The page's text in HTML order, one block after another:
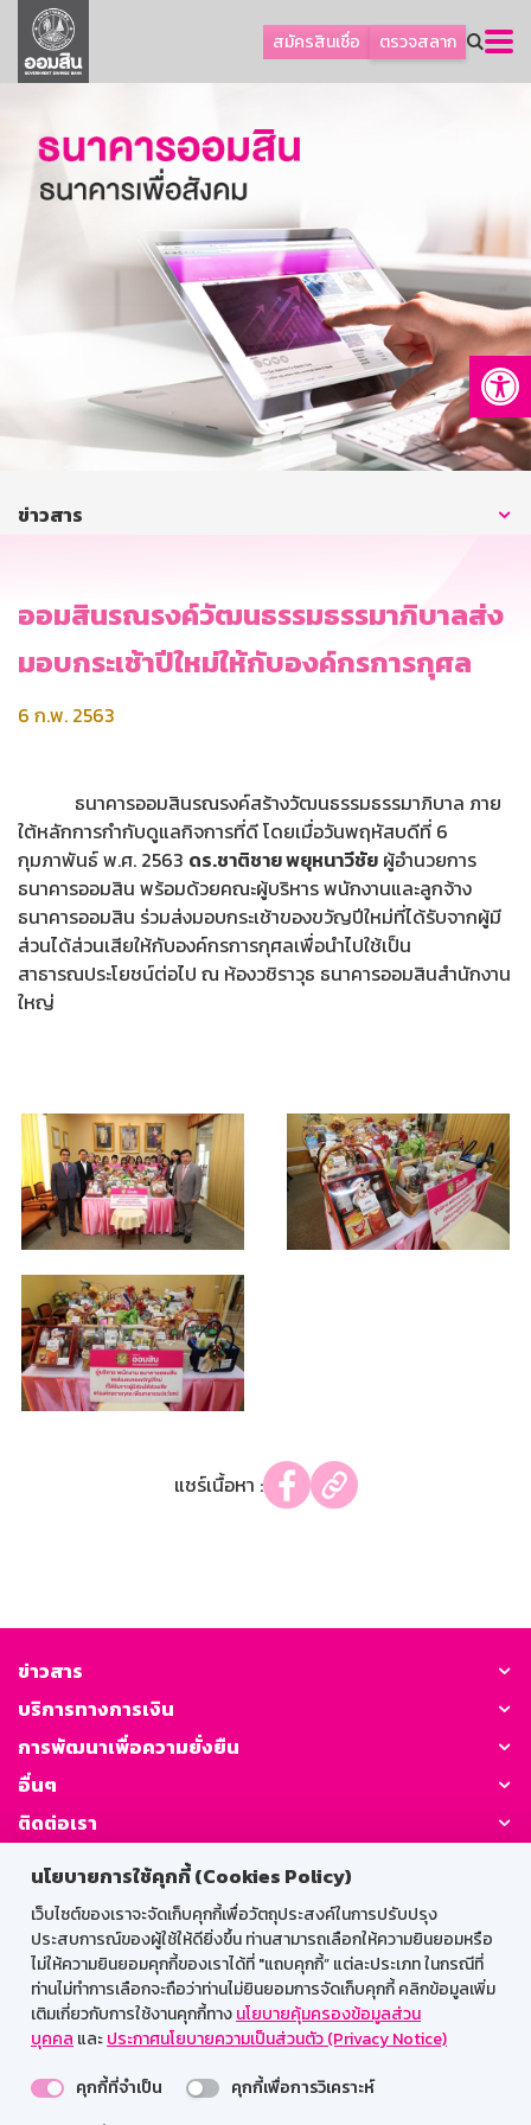
นโยบายการใช้คุกกี้ (Cookies Policy)
เว็บไซต์ของเราจะจัดเก็บคุกกี้เพื่อวัตถุประสงค์ในการปรับปรุง
ประสบการณ์ของผู้ใช้ให้ดียิ่งขึ้น ท่านสามารถเลือกให้ความยินยอมหรือ
ไม่ให้ความยินยอมคุกกี้ของเราได้ที่ "แถบคุกกี้” แต่ละประเภท ในกรณีที่
ท่านไม่ทำการเลือกจะถือว่าท่านไม่ยินยอมการจัดเก็บคุกกี้ คลิกข้อมูลเพิ่ม
เติมเกี่ยวกับการใช้งานคุกกี้ทางนโยบายคุ้มครองข้อมูลส่วน
บุคคล และประกาศนโยบายความเป็นส่วนตัว (Privacy Notice)
คุกกี้ที่จำเป็น
คุกกี้เพื่อการวิเคราะห์
สมัครสินเชื่อ ตรวจสลาก
ลูกค้าธุรกิจ
ลูกค้าผู้ประกอบรายย่อย
ออมเพื่อสุข
เกี่ยวกับธนาคาร
การพัฒนาที่ยั่งยืน
บริการทางการเงิน
ติดต่อเรา
บริการออนไลน์
ข่าวสาร
ออมสินรณรงค์วัฒนธรรมธรรมาภิบาลส่ง
มอบกระเช้าปีใหม่ให้กับองค์กรการกุศล
6 ก.พ. 2563
ธนาคารออมสินรณรงค์สร้างวัฒนธรรมธรรมาภิบาล ภาย
ใต้หลักการกำกับดูแลกิจการที่ดี โดยเมื่อวันพฤหัสบดีที่ 6
กุมภาพันธ์ พ.ศ. 2563 ดร.ชาติชาย พยุหนาวีชัย ผู้อำนวยการ
ธนาคารออมสิน พร้อมด้วยคณะผู้บริหาร พนักงานและลูกจ้าง
ธนาคารออมสิน ร่วมส่งมอบกระเช้าของขวัญปีใหม่ที่ได้รับจากผู้มี
ส่วนได้ส่วนเสียให้กับองค์กรการกุศลเพื่อนำไปใช้เป็น
สาธารณประโยชน์ต่อไป ณ ห้องวชิราวุธ ธนาคารออมสินสำนักงาน
ใหญ่
แชร์เนื้อหา :
ข่าวสาร
บริการทางการเงิน
การพัฒนาเพื่อความยั่งยืน
อื่นๆ
ติดต่อเรา
GSB Society:
สำหรับพนักงาน
Web HR
GSB Wisdom
M-Search
เข้าสู่ระบบเน็ตเมล